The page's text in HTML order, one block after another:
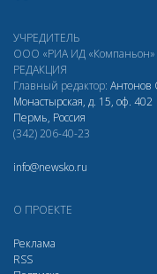
УЧРЕДИТЕЛЬ
ООО «РИА ИД «Компаньон»
РЕДАКЦИЯ
Главный редактор: Антонов
Монастырская, д. 15, оф. 402
Пермь, Россия
(342) 206-40-23
info@newsko.ru
О ПРОЕКТЕ
Реклама
RSS